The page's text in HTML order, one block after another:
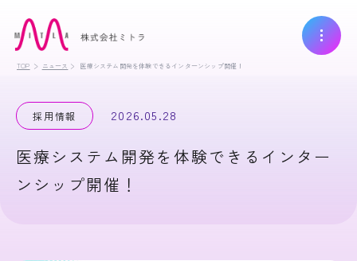
TOP ニュース 医療システム開発を体験できるインターンシップ開催！
採用情報 2026.05.28
医療システム開発を体験できるインター
ンシップ開催！